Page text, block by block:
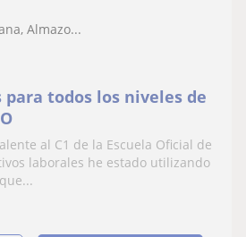
Almazo...
para todos los niveles de
al C1 de la Escuela Oficial de
laborales he estado utilizando